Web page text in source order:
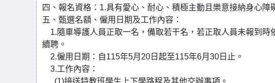
四、報名資格： 1.具有愛心、耐心、積極主動且樂意接納身心障
五、甄選名額、僱用日期及工作內容：
1.隨車導護人員正取一名，備取若干名，若正取人員未報到
續聘。
2.僱用日期：自115年5月 20 日起至115年6月 30 日止。
3.工作內容：
(1)接送特教班學生上下學路程及其他交辦事項。